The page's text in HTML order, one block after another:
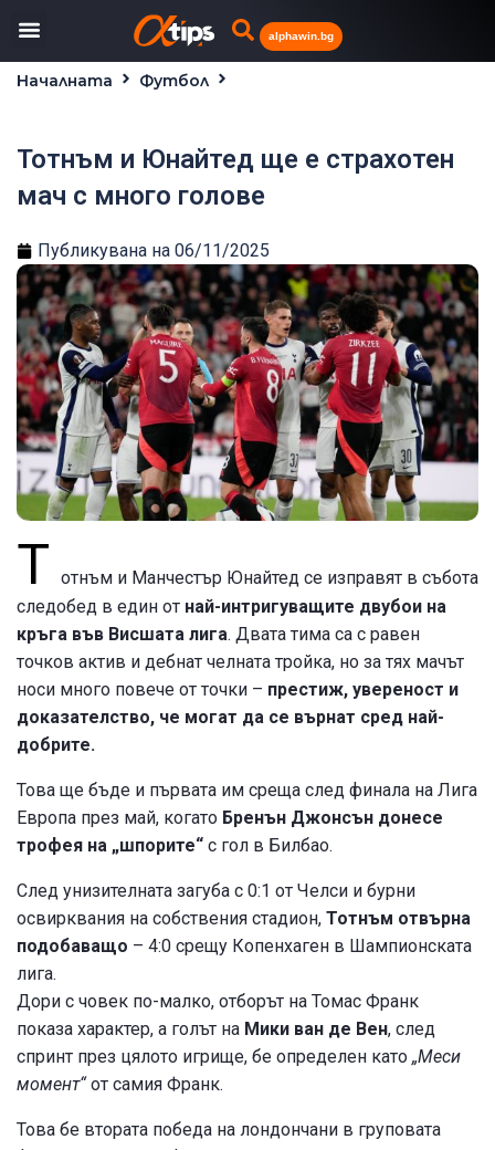
alphawin.bg
Началната
Футбол
Тотнъм и Юнайтед ще е страхотен
мач с много голове
Публикувана на 06/11/2025
Т отнъм и Манчестър Юнайтед се изправят в събота
следобед в един от най-интригуващите двубои на
кръга във Висшата лига. Двата тима са с равен
точков актив и дебнат челната тройка, но за тях мачът
носи много повече от точки – престиж, увереност и
доказателство, че могат да се върнат сред най-
добрите.
Това ще бъде и първата им среща след финала на Лига
Европа през май, когато Бренън Джонсън донесе
трофея на „шпорите“ с гол в Билбао.
След унизителната загуба с 0:1 от Челси и бурни
освирквания на собствения стадион, Тотнъм отвърна
подобаващо – 4:0 срещу Копенхаген в Шампионската
лига.
Дори с човек по-малко, отборът на Томас Франк
показа характер, а голът на Мики ван де Вен, след
спринт през цялото игрище, бе определен като „Меси
момент“от самия Франк.
Това бе втората победа на лондончани в груповата